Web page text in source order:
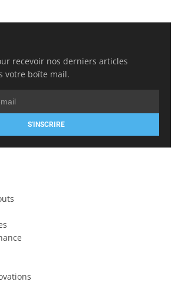
recevoir nos derniers articles
votre boîte mail.
S'INSCRIRE